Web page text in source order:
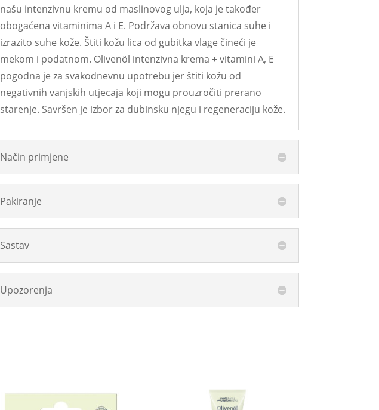
našu intenzivnu kremu od maslinovog ulja, koja je također
obogaćena vitaminima A i E. Podržava obnovu stanica suhe i
izrazito suhe kože. Štiti kožu lica od gubitka vlage čineći je
mekom i podatnom. Olivenöl intenzivna krema + vitamini A, E
pogodna je za svakodnevnu upotrebu jer štiti kožu od
negativnih vanjskih utjecaja koji mogu prouzročiti prerano
starenje. Savršen je izbor za dubinsku njegu i regeneraciju kože.
Način primjene
Pakiranje
Sastav
Upozorenja